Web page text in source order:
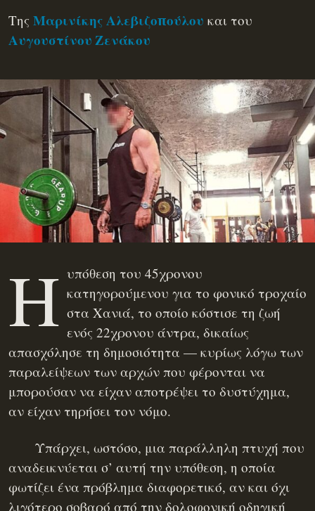
Της Μαρινίκης Αλεβιζοπούλου και του
Αυγουστίνου Ζενάκου
Η υπόθεση του 45χρονου
κατηγορούμενου για το φονικό τροχαίο
στα Χανιά, το οποίο κόστισε τη ζωή
ενός 22χρονου άντρα, δικαίως
απασχόλησε τη δημοσιότητα — κυρίως λόγω των
παραλείψεων των αρχών που φέρονται να
μπορούσαν να είχαν αποτρέψει το δυστύχημα,
αν είχαν τηρήσει τον νόμο.
Υπάρχει, ωστόσο, μια παράλληλη πτυχή που
αναδεικνύεται σ’ αυτή την υπόθεση, η οποία
φωτίζει ένα πρόβλημα διαφορετικό, αν και όχι
λιγότερο σοβαρό από την δολοφονική οδηγική